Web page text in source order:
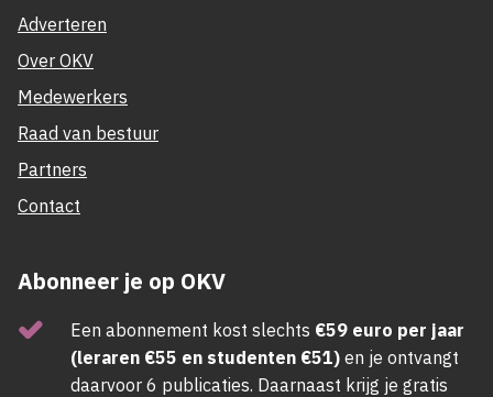
Adverteren
Over OKV
Medewerkers
Raad van bestuur
Partners
Contact
Abonneer je op OKV
Een abonnement kost slechts €59 euro per jaar
(leraren €55 en studenten €51) en je ontvangt
daarvoor 6 publicaties. Daarnaast krijg je gratis